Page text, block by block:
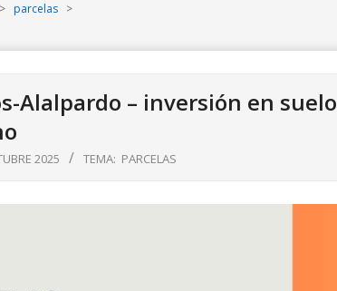
> parcelas
>
Alalpardo – inversión en suelo
2025 TEMA: PARCELAS